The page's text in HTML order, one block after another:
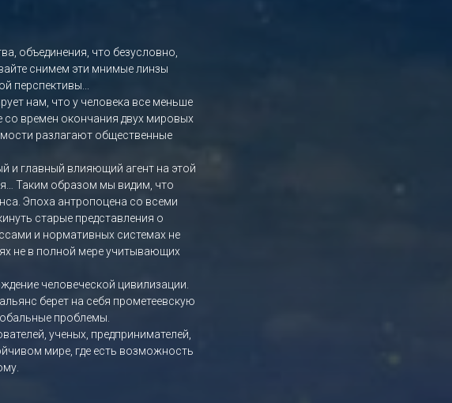
объединения, что безусловно,
снимем эти мнимые линзы
перспективы...
нам, что у человека все меньше
времен окончания двух мировых
разлагают общественные
и главный влияющий агент на этой
Таким образом мы видим, что
Эпоха антропоцена со всеми
старые представления о
и нормативных системах не
не в полной мере учитывающих
человеческой цивилизации.
берет на себя прометеевскую
проблемы.
ученых, предпринимателей,
мире, где есть возможность